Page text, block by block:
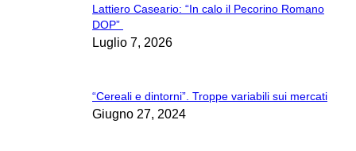
Lattiero Caseario: “In calo il Pecorino Romano
DOP”
Luglio 7, 2026
“Cereali e dintorni”. Troppe variabili sui mercati
Giugno 27, 2024